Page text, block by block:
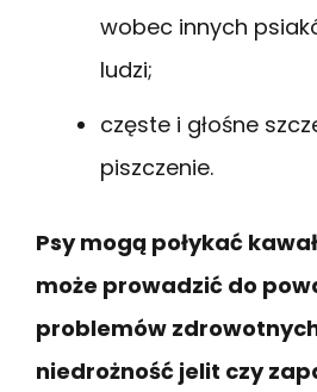
wobec innych
ludzi;
częste i głośne
piszczenie.
Psy mogą połykać
może prowadzić do
problemów
niedrożność jelit czy